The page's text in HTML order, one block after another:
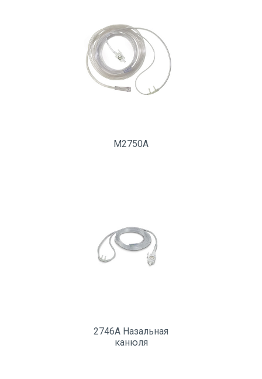
M2750A
2746A Назальная
канюля